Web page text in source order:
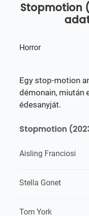
Stopmotion
Horror
Egy stop-motion
démonain, miután
édesanyját.
Stopmotion
Aisling Franciosi
Stella Gonet
Tom York